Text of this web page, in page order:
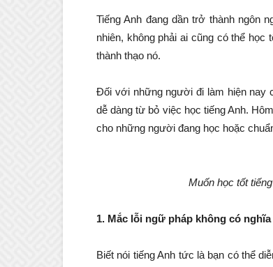
Tiếng Anh đang dần trở thành ngôn
nhiên, không phải ai cũng có thể
thành thạo nó.
Đối với những người đi làm hiện nay
dễ dàng từ bỏ việc học tiếng Anh.
cho những người đang học hoặc
Muốn học tốt
1. Mắc lỗi ngữ pháp không có
Biết nói tiếng Anh tức là bạn có thể